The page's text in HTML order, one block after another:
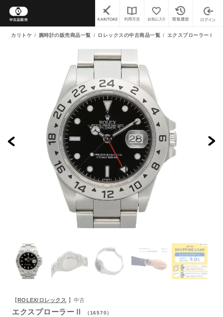
カリトケ 腕時計の販売商品一覧 ロレックスの中古商品一覧 エクスプローラーⅡ 中
【 ROLEX/ロレックス 】中古
エクスプローラーⅡ （16570）